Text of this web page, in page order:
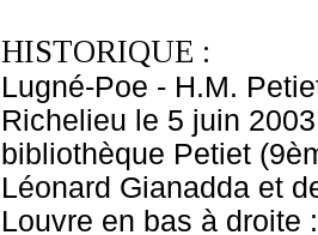
HISTORIQUE :
Lugné-Poe - H.M.
Richelieu le 5 juin
bibliothèque Petiet
Léonard Gianadda et
Louvre en bas à droite